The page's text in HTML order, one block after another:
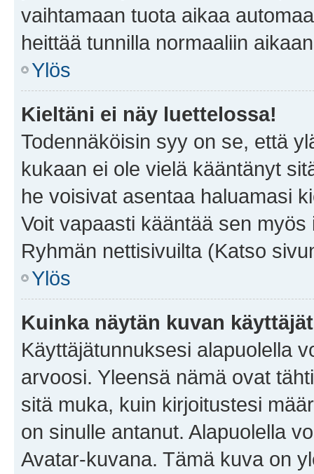
vaihtamaan tuota aikaa
heittää tunnilla normaaliin
Ylös
Kieltäni ei näy luettelossa!
Todennäköisin syy on se, että
kukaan ei ole vielä kääntänyt
he voisivat asentaa haluamasi
Voit vapaasti kääntää sen
Ryhmän nettisivuilta (Katso
Ylös
Kuinka näytän kuvan
Käyttäjätunnuksesi alapuolella
arvoosi. Yleensä nämä ovat
sitä muka, kuin kirjoitustesi
on sinulle antanut. Alapuolella
Avatar-kuvana. Tämä kuva on